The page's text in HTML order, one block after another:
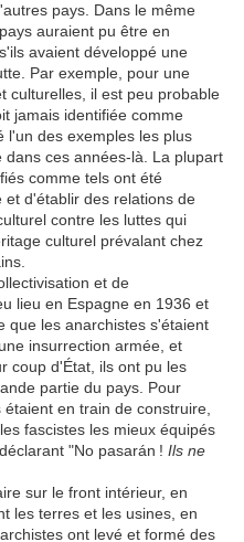
pays. Dans le même
auraient pu être en
avaient développé une
Par exemple, pour une
culturelles, il est peu probable
jamais identifiée comme
l'un des exemples les plus
ces années-là. La plupart
comme tels ont été
d'établir des relations de
contre les luttes qui
culturel prévalant chez
et de
lieu en Espagne en 1936 et
que les anarchistes s'étaient
insurrection armée, et
coup d'État, ils ont pu les
partie du pays. Pour
en train de construire,
fascistes les mieux équipés
"No pasarán ! Ils ne
sur le front intérieur, en
les terres et les usines, en
ont levé et formé des